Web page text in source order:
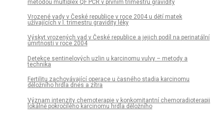
metodou multiplex QF PCR v prvním trimestru gravidity
Vrozené vady v České republice v roce 2004 u dětí matek
užívajících v I. trimestru gravidity léky
Výskyt vrozených vad v České republice a jejich podíl na perinatální
úmrtnosti v roce 2004
Detekce sentinelových uzlin u karcinomu vulvy – metody a
technika
Fertilitu zachovávající operace u časného stadia karcinomu
děložního hrdla dnes a zítra
Význam intenzity chemoterapie v konkomitantní chemoradioterapii
lokálně pokročilého karcinomu hrdla děložního